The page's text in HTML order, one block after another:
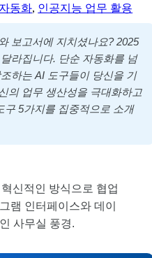
동화, 인공지능 업무 활용
보고서에 지치셨나요? 2025
라집니다. 단순 자동화를 넘
하는 AI 도구들이 당신을 기
의 업무 생산성을 극대화하고
구 5가지를 집중적으로 소개
신적인 방식으로 협업
램 인터페이스와 데이
사무실 풍경.